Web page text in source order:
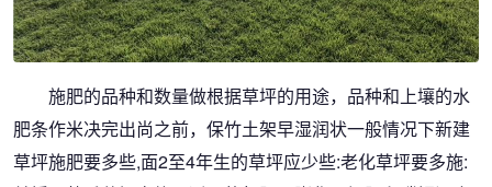
施肥的品种和数量做根据草坪的用途，品种和上壤的水
肥条作米决完出尚之前，保竹土架早湿润状一般情况下新建
草坪施肥要多些,面2至4年生的草坪应少些:老化草坪要多施: